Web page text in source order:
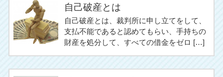
自己破産とは
自己破産とは、裁判所に申し立てをして、
支払不能であると認めてもらい、手持ちの
財産を処分して、すべての借金をゼロ […]